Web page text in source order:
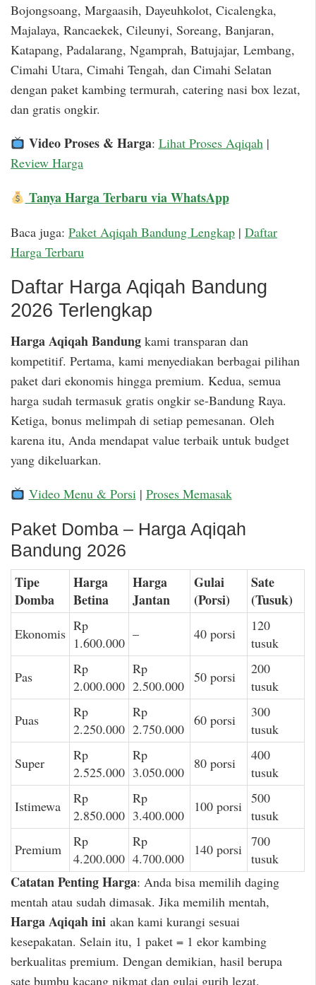
Bojongsoang, Margaasih, Dayeuhkolot, Cicalengka,
Majalaya, Rancaekek, Cileunyi, Soreang, Banjaran,
Katapang, Padalarang, Ngamprah, Batujajar, Lembang,
Cimahi Utara, Cimahi Tengah, dan Cimahi Selatan
dengan paket kambing termurah, catering nasi box lezat,
dan gratis ongkir.
Video Proses & Harga: Lihat Proses Aqiqah|
Review Harga
Tanya Harga Terbaru via WhatsApp
Baca juga: Paket Aqiqah Bandung Lengkap | Daftar
Harga Terbaru
Daftar Harga Aqiqah Bandung
2026 Terlengkap
Harga Aqiqah Bandung kami transparan dan
kompetitif. Pertama, kami menyediakan berbagai pilihan
paket dari ekonomis hingga premium. Kedua, semua
harga sudah termasuk gratis ongkir se-Bandung Raya.
Ketiga, bonus melimpah di setiap pemesanan. Oleh
karena itu, Anda mendapat value terbaik untuk budget
yang dikeluarkan.
Video Menu & Porsi| Proses Memasak
Paket Domba – Harga Aqiqah
Bandung 2026
Tipe
Domba
Harga
Betina
Harga
Jantan
Gulai
(Porsi)
Sate
(Tusuk)
Ekonomis Rp
1.600.000
– 40 porsi
120
tusuk
Pas
Rp
2.000.000
Rp
2.500.000
50 porsi
200
tusuk
Puas
Rp
2.250.000
Rp
2.750.000
60 porsi
300
tusuk
Super
Rp
2.525.000
Rp
3.050.000
80 porsi
400
tusuk
Istimewa
Rp
2.850.000
Rp
3.400.000
100 porsi 500
tusuk
Premium
Rp
4.200.000
Rp
4.700.000
140 porsi 700
tusuk
Catatan Penting Harga: Anda bisa memilih daging
mentah atau sudah dimasak. Jika memilih mentah,
Harga Aqiqah ini akan kami kurangi sesuai
kesepakatan. Selain itu, 1 paket = 1 ekor kambing
berkualitas premium. Dengan demikian, hasil berupa
sate bumbu kacang nikmat dan gulai gurih lezat.